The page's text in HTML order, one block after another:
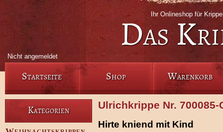
Ihr Onlineshop für
Das
Nicht angemeldet
Startseite Shop Warenkorb
Kategorien Ulrichkrippe Nr.
Hirte kniend mit Kind